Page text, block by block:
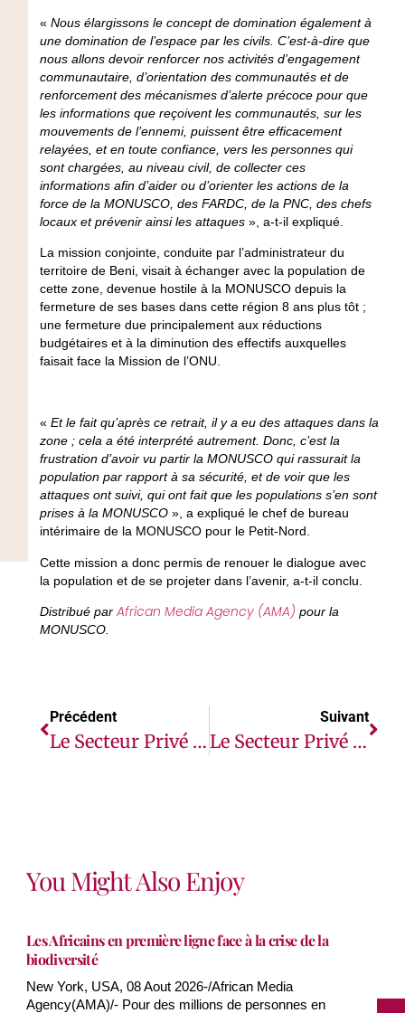
« Nous élargissons le concept de domination également à
une domination de l’espace par les civils. C’est-à-dire que
nous allons devoir renforcer nos activités d’engagement
communautaire, d’orientation des communautés et de
renforcement des mécanismes d’alerte précoce pour que
les informations que reçoivent les communautés, sur les
mouvements de l’ennemi, puissent être efficacement
relayées, et en toute confiance, vers les personnes qui
sont chargées, au niveau civil, de collecter ces
informations afin d’aider ou d’orienter les actions de la
force de la MONUSCO, des FARDC, de la PNC, des chefs
locaux et prévenir ainsi les attaques», a-t-il expliqué.
La mission conjointe, conduite par l’administrateur du
territoire de Beni, visait à échanger avec la population de
cette zone, devenue hostile à la MONUSCO depuis la
fermeture de ses bases dans cette région 8 ans plus tôt ;
une fermeture due principalement aux réductions
budgétaires et à la diminution des effectifs auxquelles
faisait face la Mission de l’ONU.
« Et le fait qu’après ce retrait, il y a eu des attaques dans la
zone ; cela a été interprété autrement. Donc, c’est la
frustration d’avoir vu partir la MONUSCO qui rassurait la
population par rapport à sa sécurité, et de voir que les
attaques ont suivi, qui ont fait que les populations s’en sont
prises à la MONUSCO», a expliqué le chef de bureau
intérimaire de la MONUSCO pour le Petit-Nord.
Cette mission a donc permis de renouer le dialogue avec
la population et de se projeter dans l’avenir, a-t-il conclu.
Distribué par African Media Agency (AMA) pour la
MONUSCO.
Précédent
Le Secteur Privé Africain Exige Un Système De Commerce Mondial Plus Équitable Et Plus Transparent
Suivant
Le Secteur Privé Africain Exige Un Système De Commerce Mondial Plus Équitable Et Plus Transparent
You Might Also Enjoy
Les Africains en première ligne face à la crise de la
biodiversité
New York, USA, 08 Aout 2026-/African Media
Agency(AMA)/- Pour des millions de personnes en